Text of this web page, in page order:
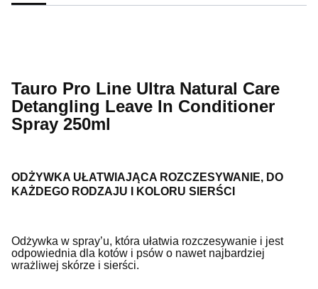
Tauro Pro Line Ultra Natural Care
Detangling Leave In Conditioner
Spray 250ml
ODŻYWKA UŁATWIAJĄCA ROZCZESYWANIE, DO
KAŻDEGO RODZAJU I KOLORU SIERŚCI
Odżywka w spray’u, która ułatwia rozczesywanie i jest
odpowiednia dla kotów i psów o nawet najbardziej
wrażliwej skórze i sierści.